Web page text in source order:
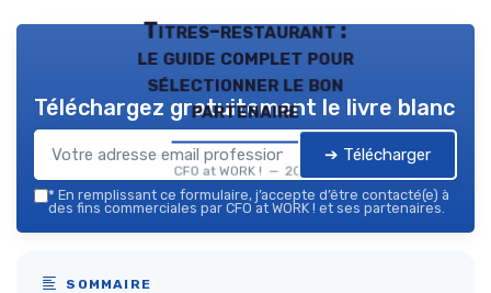
Titres-restaurant :
le guide complet pour
sélectionner le bon
partenaire
CFO at WORK ! — 2026
Téléchargez gratuitement le livre blanc
➔ Télécharger
* En remplissant ce formulaire, j’accepte d’être contacté(e) à
des fins commerciales par CFO at WORK ! et ses partenaires.
SOMMAIRE